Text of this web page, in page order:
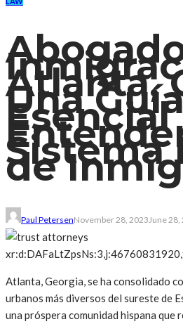
Atlanta,
Una
Esencial
Sistema
de
Paul PetersenNovember 28, 2023June 28,
Atlanta, Georgia, se ha consolidado
urbanos más diversos del sureste de
una próspera comunidad hispana que